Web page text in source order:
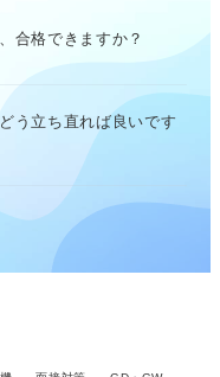
合格できますか？
う立ち直れば良いです